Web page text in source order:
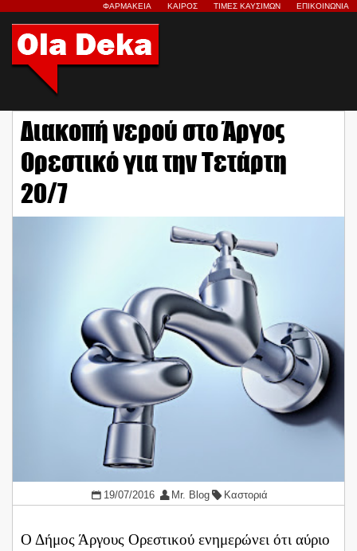
ΦΑΡΜΑΚΕΙΑ ΚΑΙΡΟΣ ΤΙΜΕΣ ΚΑΥΣΙΜΩΝ ΕΠΙΚΟΙΝΩΝΙΑ
Διακοπή νερού στο Άργος
Ορεστικό για την Τετάρτη
20/7
19/07/2016 Mr. Blog Καστοριά
Ο Δήμος Άργους Ορεστικού ενημερώνει ότι αύριο